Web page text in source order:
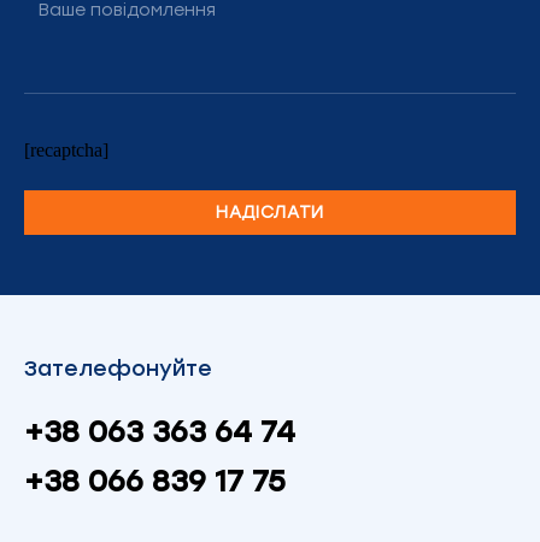
[recaptcha]
Зателефонуйте
+38 063 363 64 74
+38 066 839 17 75